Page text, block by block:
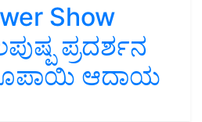
Show
ಪ್ರದರ್ಶನ
ಆದಾಯ